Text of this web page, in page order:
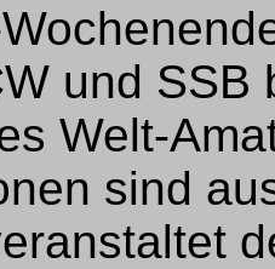
und
Welt-
sind